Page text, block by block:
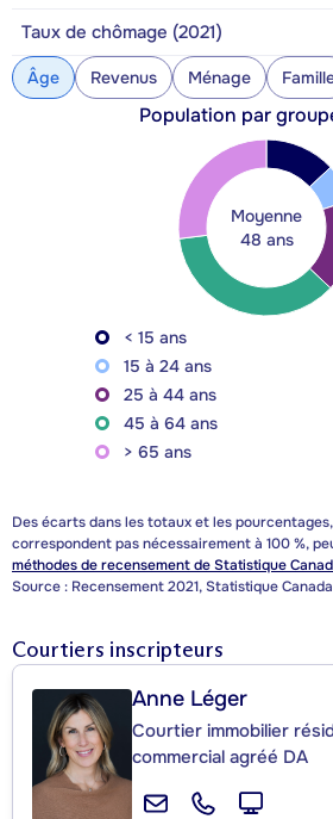
Taux de chômage (2021)
Âge Revenus Ménage
Population par
Moyenne
48 ans
< 15 ans
15 à 24 ans
25 à 44 ans
45 à 64 ans
> 65 ans
Des écarts dans les totaux et les
correspondent pas nécessairement à 100 %,
méthodes de recensement de Statistique
Source : Recensement 2021, Statistique Canada
Courtiers inscripteurs
Anne Léger
Courtier immobilier
commercial agréé DA